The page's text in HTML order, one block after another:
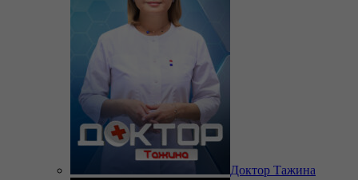
Доктор Тажина